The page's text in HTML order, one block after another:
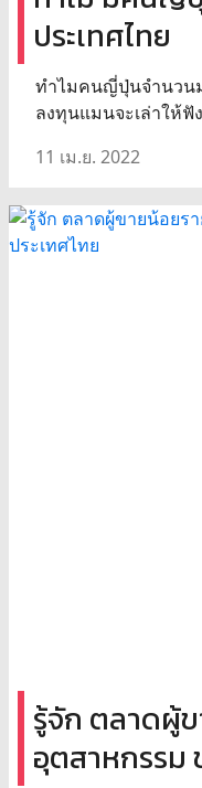
ประเทศไทย
ทำไมคนญี่ปุ่นจำนวน
ลงทุนแมนจะเล่าให้ฟัง
11 เม.ย. 2022
รู้จัก ตลาดผู้
อุตสาหกรรม